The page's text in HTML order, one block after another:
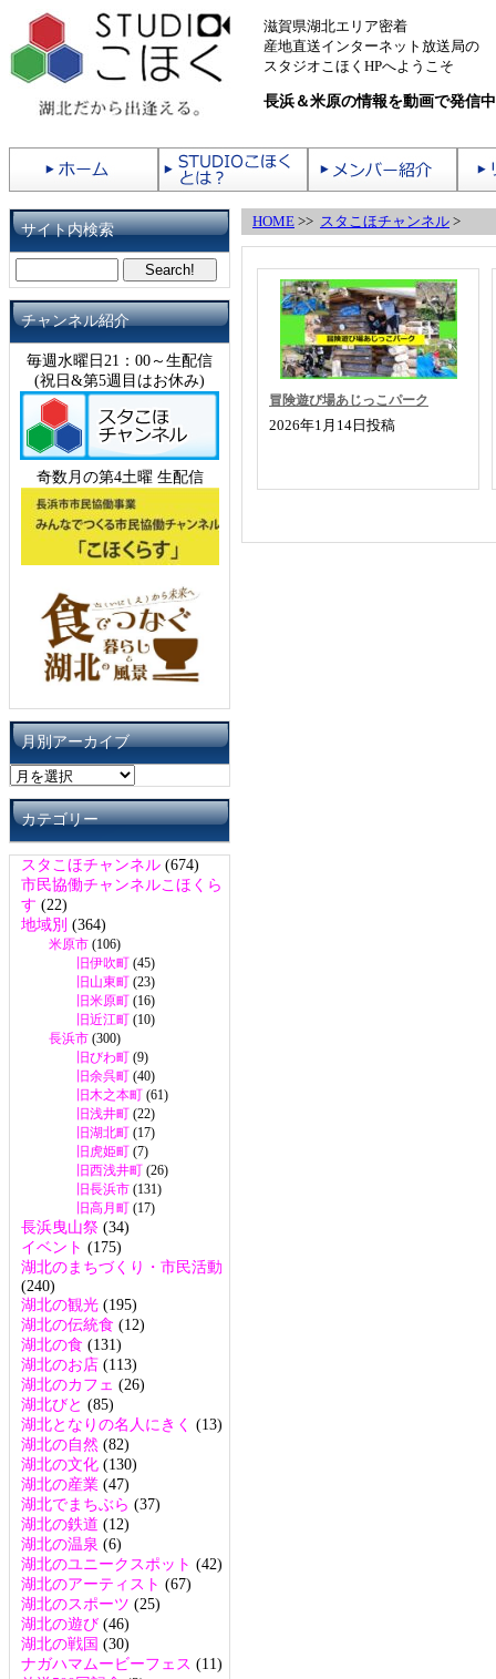
滋賀県湖北エリア密着
産地直送インターネット放送局の
スタジオこほくHPへようこそ
長浜＆米原の情報を動画で発信中
サイト内検索
チャンネル紹介
毎週水曜日21：00～生配信
(祝日&第5週目はお休み)
奇数月の第4土曜 生配信
月別アーカイブ
月
別
ア
カ
イ
ブ
カテゴリー
スタこほチャンネル (674)
市民協働チャンネルこほくら
す (22)
地域別 (364)
米原市 (106)
旧伊吹町 (45)
旧山東町 (23)
旧米原町 (16)
旧近江町 (10)
長浜市 (300)
旧びわ町 (9)
旧余呉町 (40)
旧木之本町 (61)
旧浅井町 (22)
旧湖北町 (17)
旧虎姫町 (7)
旧西浅井町 (26)
旧長浜市 (131)
旧高月町 (17)
長浜曳山祭 (34)
イベント (175)
湖北のまちづくり・市民活動
(240)
湖北の観光 (195)
湖北の伝統食 (12)
湖北の食 (131)
湖北のお店 (113)
湖北のカフェ (26)
湖北びと (85)
湖北となりの名人にきく (13)
湖北の自然 (82)
湖北の文化 (130)
湖北の産業 (47)
湖北でまちぶら (37)
湖北の鉄道 (12)
湖北の温泉 (6)
湖北のユニークスポット (42)
湖北のアーティスト (67)
湖北のスポーツ (25)
湖北の遊び (46)
湖北の戦国 (30)
ナガハマムービーフェス (11)
HOME >> スタこほチャンネル >
冒険遊び場あじっこパーク
2026年1月14日投稿